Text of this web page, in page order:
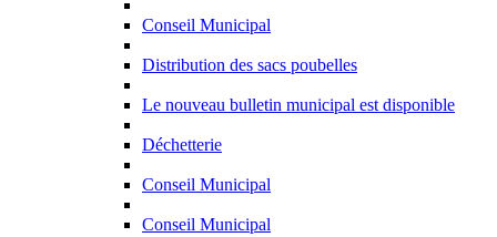
Conseil Municipal
Distribution des sacs poubelles
Le nouveau bulletin municipal est disponible
Déchetterie
Conseil Municipal
Conseil Municipal